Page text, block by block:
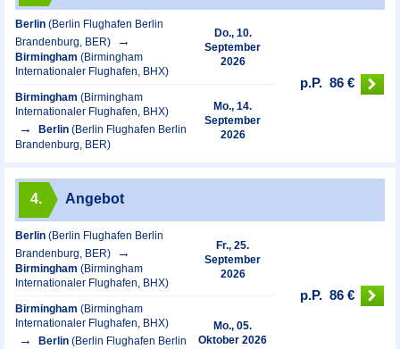
Berlin (Berlin Flughafen Berlin
Brandenburg, BER)
Birmingham (Birmingham
Internationaler Flughafen, BHX)
Do., 10.
September
2026
Birmingham (Birmingham
Internationaler Flughafen, BHX)
Berlin (Berlin Flughafen Berlin
Brandenburg, BER)
Mo., 14.
September
2026
p.P. 86 €
4. Angebot
Berlin (Berlin Flughafen Berlin
Brandenburg, BER)
Birmingham (Birmingham
Internationaler Flughafen, BHX)
Fr., 25.
September
2026
Birmingham (Birmingham
Internationaler Flughafen, BHX)
Berlin (Berlin Flughafen Berlin
Mo., 05.
Oktober 2026
p.P. 86 €